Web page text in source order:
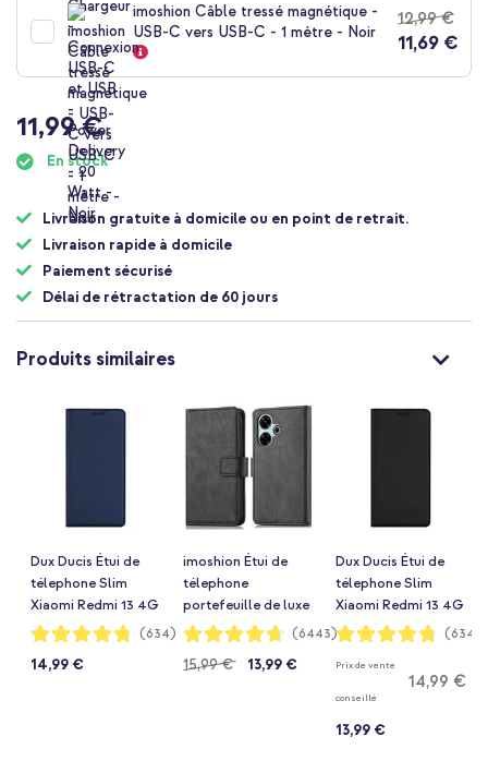
imoshion Câble tressé magnétique -
USB-C vers USB-C - 1 mètre - Noir
12,99 €
11,69 €
11,99 €
En stock
Livraison gratuite à domicile ou en point de retrait.
Livraison rapide à domicile
Paiement sécurisé
Délai de rétractation de 60 jours
Produits similaires
Dux Ducis Étui de
télephone Slim
Xiaomi Redmi 13 4G
- Bleu foncé
Notation:
95%
(634)
14,99 €
imoshion Étui de
télephone
portefeuille de luxe
Xiaomi Redmi 13 4G
Notation:
94%
(6443)
15,99 € 13,99 €
Dux Ducis Étui de
télephone Slim
Xiaomi Redmi 13 4G
- Noir
Notation:
95%
(634)
Prix de vente
conseillé
14,99 €
13,99 €